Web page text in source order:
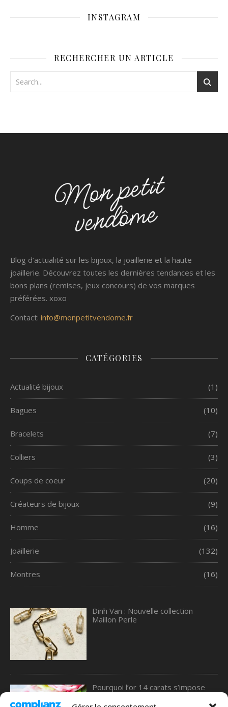
INSTAGRAM
RECHERCHER UN ARTICLE
Blog d’actualité sur les bijoux, la joaillerie et la haute
joaillerie. Découvrez toutes les dernières tendances et les
bons plans (remises, jeux concours) de vos marques
préférées. xoxo
Contact: info@monpetitvendome.fr
CATÉGORIES
Actualité bijoux (1)
Bagues (10)
Bracelets (7)
Colliers (3)
Coups de coeur (20)
Créateurs de bijoux (9)
Homme (16)
Joaillerie (132)
Montres (16)
Dinh Van : Nouvelle collection
Maillon Perle
Pourquoi l’or 14 carats s’impose
comme le meilleur choix pour les
alliances, selon une étude de 77